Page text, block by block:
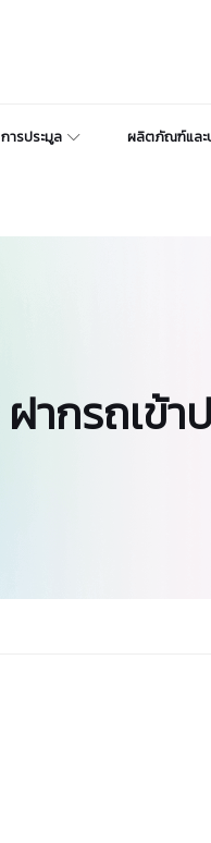
การประมูล ผลิตภัณฑ์และ
ฝากรถเข้า